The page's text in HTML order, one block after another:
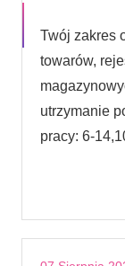
Twój zakres
towarów,
utrzymanie
pracy: 6-